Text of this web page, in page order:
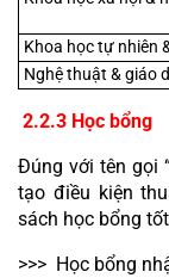
Khoa học tự nhiên
Nghệ thuật & giáo
2.2.3 Học bổng
Đúng với tên gọi
tạo điều kiện
sách học bổng
>>>  Học bổng